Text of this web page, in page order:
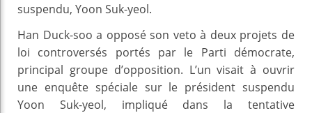
suspendu, Yoon Suk-yeol.
Han Duck-soo a opposé son veto à deux projets de
loi controversés portés par le Parti démocrate,
principal groupe d’opposition. L’un visait à ouvrir
une enquête spéciale sur le président suspendu
Yoon Suk-yeol, impliqué dans la tentative